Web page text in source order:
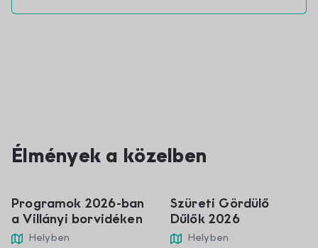
Élmények a közelben
01
jan
Programok 2026-ban
a Villányi borvidéken
Helyben
05
szept
Szüreti Gördülő
Dűlők 2026
Helyben